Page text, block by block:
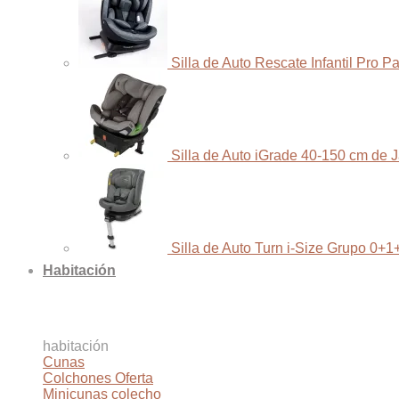
Silla de Auto Rescate Infantil Pro
Silla de Auto iGrade 40-150 cm de
Silla de Auto Turn i-Size Grupo
Habitación
habitación
Cunas
Colchones
Minicunas colecho